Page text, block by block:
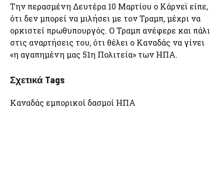
Την περασμένη Δευτέρα 10 Μαρτίου ο Κάρνεϊ είπε,
ότι δεν μπορεί να μιλήσει με τον Τραμπ, μέχρι να
ορκιστεί πρωθυπουργός. Ο Τραμπ ανέφερε και πάλι
στις αναρτήσεις του, ότι θέλει ο Καναδάς να γίνει
«η αγαπημένη μας 51η Πολιτεία» των ΗΠΑ.
Σχετικά Tags
Καναδάς εμπορικοί δασμοί ΗΠΑ